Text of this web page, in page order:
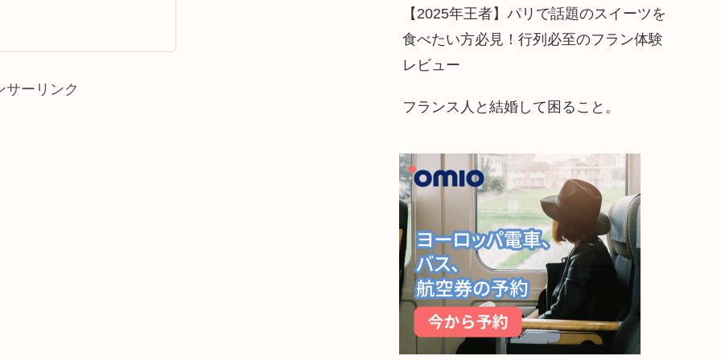
サーリンク
【2025年王者】パリで話題のスイーツを
食べたい方必見！行列必至のフラン体験
レビュー
フランス人と結婚して困ること。